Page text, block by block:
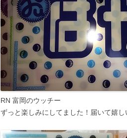
RN 富岡のウッチー
ずっと楽しみにしてました！届いて嬉し